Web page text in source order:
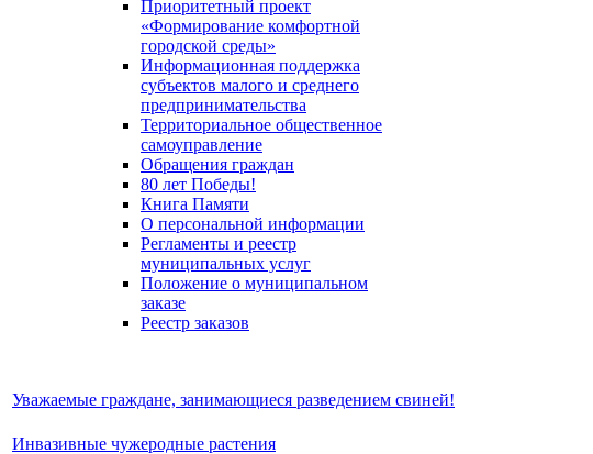
Приоритетный проект
«Формирование комфортной
городской среды»
Информационная поддержка
субъектов малого и среднего
предпринимательства
Территориальное общественное
самоуправление
Обращения граждан
80 лет Победы!
Книга Памяти
О персональной информации
Регламенты и реестр
муниципальных услуг
Положение о муниципальном
заказе
Реестр заказов
Уважаемые граждане, занимающиеся разведением свиней!
Инвазивные чужеродные растения